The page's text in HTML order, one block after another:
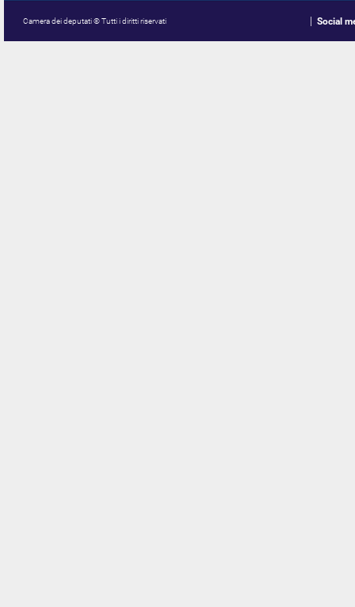
Camera dei deputati © Tutti i diritti riservati Social